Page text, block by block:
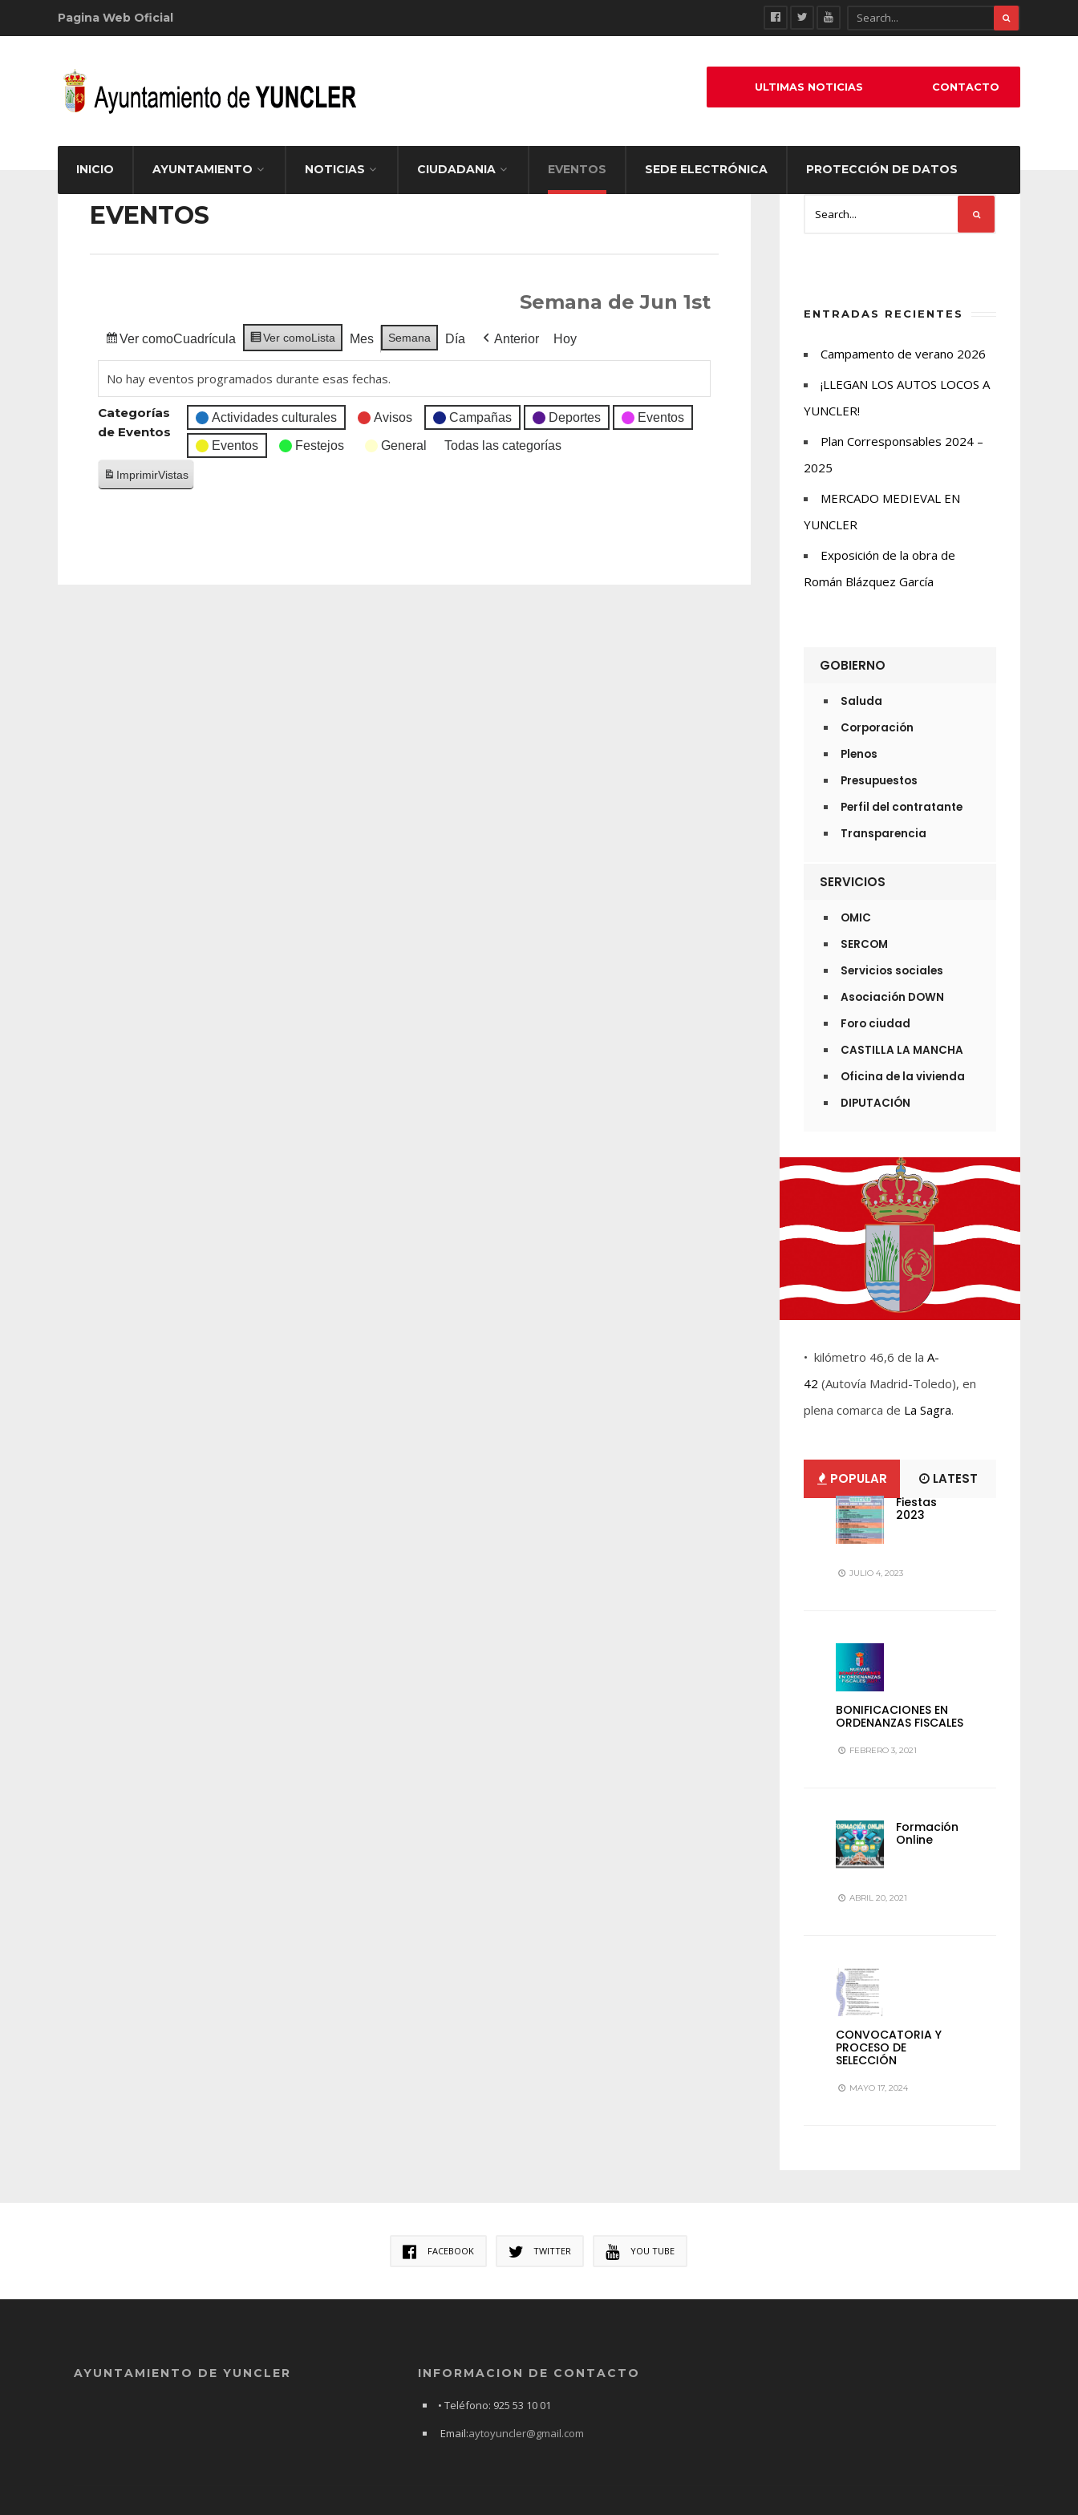
Pagina Web Oficial
INICIO AYUNTAMIENTO NOTICIAS CIUDADANIA EVENTOS SEDE ELECTRÓNICA PROTECCIÓN DE DATOS
ULTIMAS NOTICIAS CONTACTO
EVENTOS
Semana de Jun 1st
Ver comoCuadrícula Ver comoLista Mes Semana Día Anterior Hoy
No hay eventos programados durante esas fechas.
Categorías
de Eventos
Actividades culturales Avisos Campañas Deportes Eventos
Eventos Festejos General Todas las categorías
ImprimirVistas
ENTRADAS RECIENTES
Campamento de verano 2026
¡LLEGAN LOS AUTOS LOCOS A
YUNCLER!
Plan Corresponsables 2024 –
2025
MERCADO MEDIEVAL EN
YUNCLER
Exposición de la obra de
Román Blázquez García
GOBIERNO
Saluda
Corporación
Plenos
Presupuestos
Perfil del contratante
Transparencia
SERVICIOS
OMIC
SERCOM
Servicios sociales
Asociación DOWN
Foro ciudad
CASTILLA LA MANCHA
Oficina de la vivienda
DIPUTACIÓN
• kilómetro 46,6 de la A-
42 (Autovía Madrid-Toledo), en
plena comarca de La Sagra.
POPULAR LATEST
Fiestas
2023
JULIO 4, 2023
BONIFICACIONES EN
ORDENANZAS FISCALES
FEBRERO 3, 2021
Formación
Online
ABRIL 20, 2021
CONVOCATORIA Y
PROCESO DE
SELECCIÓN
MAYO 17, 2024
FACEBOOK TWITTER YOU TUBE
AYUNTAMIENTO DE YUNCLER INFORMACION DE CONTACTO
• Teléfono: 925 53 10 01
Email:aytoyuncler@gmail.com